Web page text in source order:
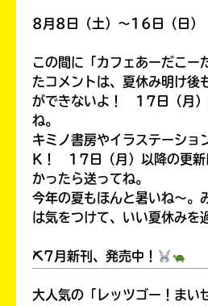
8月8日（土）～16日（日）
この間に「カフェあーだこー
たコメントは、夏休み明け後
ができないよ！ 17日（月）
ね。
キミノ書房やイラステーショ
K！ 17日（月）以降の更新
かったら送ってね。
今年の夏もほんと暑いね～。
は気をつけて、いい夏休みを
⛏7月新刊、発売中！
大人気の「レッツゴー！まい